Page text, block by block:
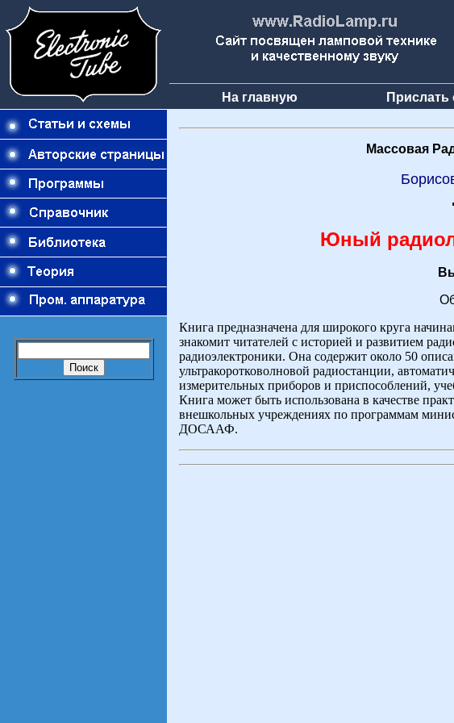
На главную Прислать
Массовая
Юный
Книга предназначена для широкого круга
знакомит читателей с историей и развитием
радиоэлектроники. Она содержит около 50
ультракоротковолновой радиостанции,
измерительных приборов и приспособлений,
Книга может быть использована в качестве
внешкольных учреждениях по программам
ДОСААФ.